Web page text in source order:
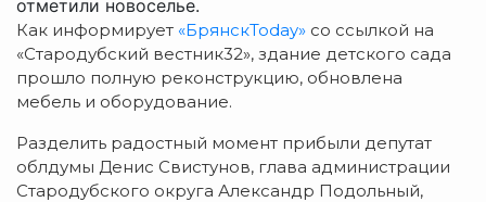
отметили новоселье.
Как информирует «БрянскToday» со ссылкой на
«Стародубский вестник32», здание детского сада
прошло полную реконструкцию, обновлена
мебель и оборудование.
Разделить радостный момент прибыли депутат
облдумы Денис Свистунов, глава администрации
Стародубского округа Александр Подольный,